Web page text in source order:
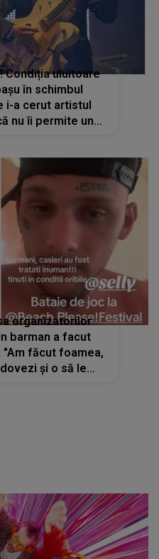
Condiția uluitoare
în schimbul
i-a cerut artistul
nu îi permite un
organizatorilor
barman a facut
făcut foamea,
și o să le